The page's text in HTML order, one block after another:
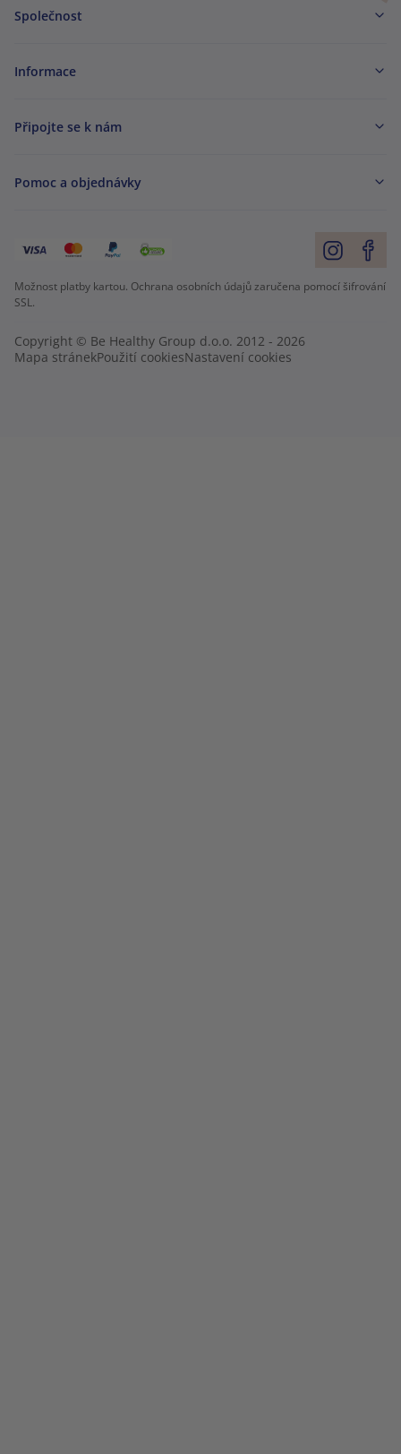
Společnost
Informace
Připojte se k nám
Pomoc a objednávky
Možnost platby kartou. Ochrana osobních údajů zaručena pomocí šifrování
SSL.
Copyright © Be Healthy Group d.o.o. 2012 - 2026
Mapa stránekPoužití cookiesNastavení cookies